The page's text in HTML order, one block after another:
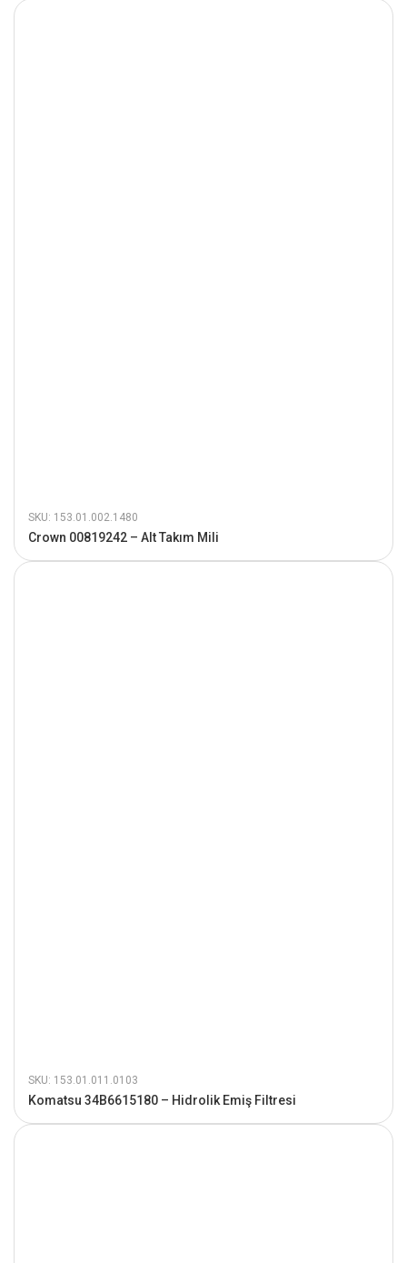
SKU: 153.01.002.1480
Crown 00819242 – Alt Takım Mili
SKU: 153.01.011.0103
Komatsu 34B6615180 – Hidrolik Emiş Filtresi